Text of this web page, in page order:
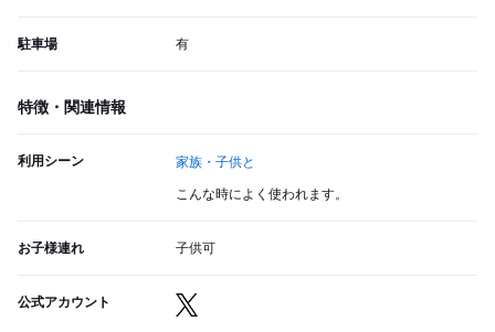
駐車場 有
特徴・関連情報
利用シーン 家族・子供と
こんな時によく使われます。
お子様連れ 子供可
公式アカウント